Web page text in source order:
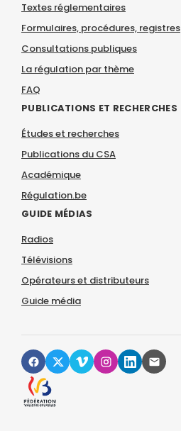
Textes réglementaires
Formulaires, procédures, registres
Consultations publiques
La régulation par thème
FAQ
PUBLICATIONS ET RECHERCHES
Études et recherches
Publications du CSA
Académique
Régulation.be
GUIDE MÉDIAS
Radios
Télévisions
Opérateurs et distributeurs
Guide média